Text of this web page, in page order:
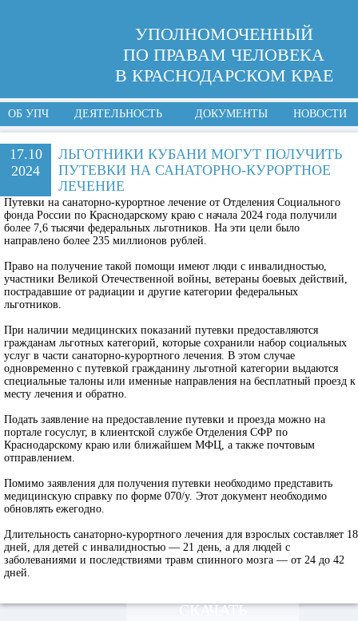
УПОЛНОМОЧЕННЫЙ
ПО ПРАВАМ ЧЕЛОВЕКА
В КРАСНОДАРСКОМ КРАЕ
ОБ УПЧ ДЕЯТЕЛЬНОСТЬ ДОКУМЕНТЫ НОВОСТИ
17.10
2024
ЛЬГОТНИКИ КУБАНИ МОГУТ ПОЛУЧИТЬ
ПУТЕВКИ НА САНАТОРНО-КУРОРТНОЕ
ЛЕЧЕНИЕ
Путевки на санаторно-курортное лечение от Отделения Социального
фонда России по Краснодарскому краю с начала 2024 года получили
более 7,6 тысячи федеральных льготников. На эти цели было
направлено более 235 миллионов рублей.
Право на получение такой помощи имеют люди с инвалидностью,
участники Великой Отечественной войны, ветераны боевых действий,
пострадавшие от радиации и другие категории федеральных
льготников.
При наличии медицинских показаний путевки предоставляются
гражданам льготных категорий, которые сохранили набор социальных
услуг в части санаторно-курортного лечения. В этом случае
одновременно с путевкой гражданину льготной категории выдаются
специальные талоны или именные направления на бесплатный проезд к
месту лечения и обратно.
Подать заявление на предоставление путевки и проезда можно на
портале госуслуг, в клиентской службе Отделения СФР по
Краснодарскому краю или ближайшем МФЦ, а также почтовым
отправлением.
Помимо заявления для получения путевки необходимо представить
медицинскую справку по форме 070/у. Этот документ необходимо
обновлять ежегодно.
Длительность санаторно-курортного лечения для взрослых составляет 18
дней, для детей с инвалидностью — 21 день, а для людей с
заболеваниями и последствиями травм спинного мозга — от 24 до 42
дней.
СКАЧАТЬ